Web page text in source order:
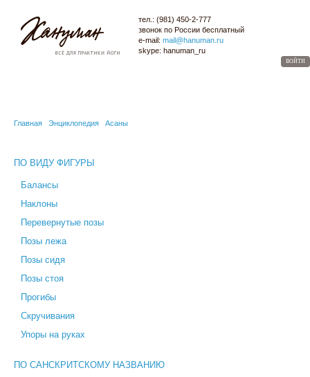
тел.: (981) 450-2-777
звонок по России бесплатный
e-mail: mail@hanuman.ru
skype: hanuman_ru
ВОЙТИ
Главная Энциклопедия Асаны
ПО ВИДУ ФИГУРЫ
Балансы
Наклоны
Перевернутые позы
Позы лежа
Позы сидя
Позы стоя
Прогибы
Скручивания
Упоры на руках
ПО САНСКРИТСКОМУ НАЗВАНИЮ